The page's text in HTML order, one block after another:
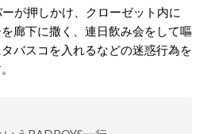
が押しかけ、クローゼット内に
廊下に撒く、連日飲み会をして嘔
バスコを入れるなどの迷惑行為を